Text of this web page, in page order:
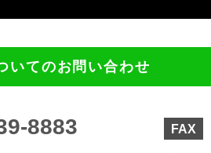
いてのお問い合わせ
8883 FAX